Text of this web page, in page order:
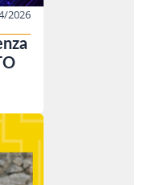
2026